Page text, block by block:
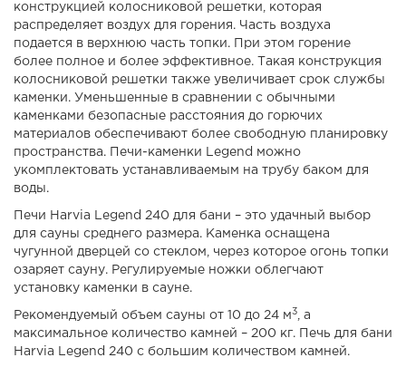
конструкцией колосниковой решетки, которая
распределяет воздух для горения. Часть воздуха
подается в верхнюю часть топки. При этом горение
более полное и более эффективное. Такая конструкция
колосниковой решетки также увеличивает срок службы
каменки. Уменьшенные в сравнении с обычными
каменками безопасные расстояния до горючих
материалов обеспечивают более свободную планировку
пространства. Печи-каменки Legend можно
укомплектовать устанавливаемым на трубу баком для
воды.
Печи Harvia Legend 240 для бани – это удачный выбор
для сауны среднего размера. Каменка оснащена
чугунной дверцей со стеклом, через которое огонь топки
озаряет сауну. Регулируемые ножки облегчают
установку каменки в сауне.
Рекомендуемый объем сауны от 10 до 24 м 3 , а
максимальное количество камней – 200 кг. Печь для бани
Harvia Legend 240 с большим количеством камней.